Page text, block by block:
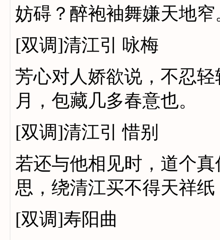
妨碍？醉袍袖舞嫌天地窄
[双调]清江引 咏梅
芳心对人娇欲说，不忍
月，包藏几多春意也。
[双调]清江引 惜别
若还与他相见时，道个
思，绕清江买不得天祥纸
[双调]寿阳曲